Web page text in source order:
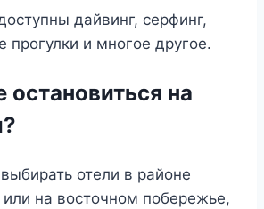
дайвинг, серфинг,
прогулки и многое другое.
остановиться на
отели в районе
на восточном побережье,